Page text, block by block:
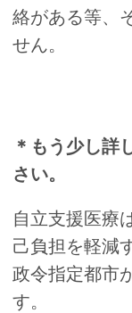
絡がある等、
せん。
＊もう少し詳
さい。
自立支援医療
己負担を軽減
政令指定都市
す。